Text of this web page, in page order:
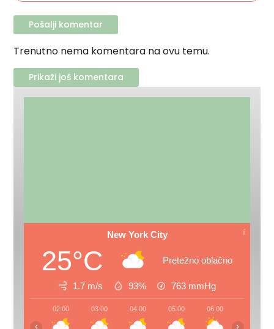
Trenutno nema komentara na ovu temu.
Prikaži još komentara
New York City
25°C Pretežno oblačno
1.7 m/s 93% 763 mmHg
02:00 03:00 04:00 05:00 06:00
‹ ›